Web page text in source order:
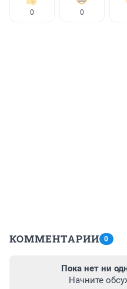
0 0
КОММЕНТАРИИ 0
Пока нет ни
Начните